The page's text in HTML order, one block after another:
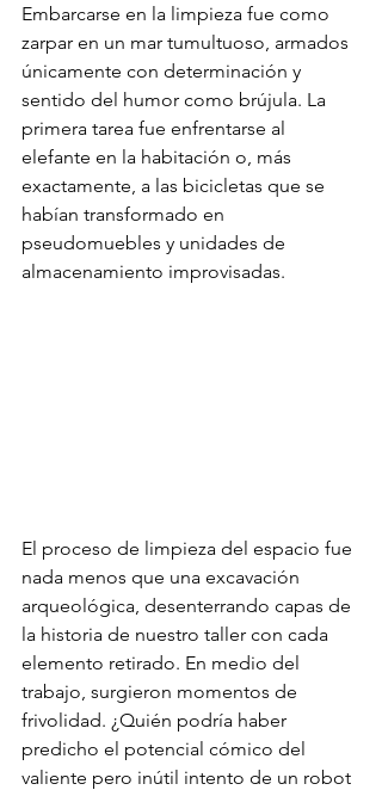
Embarcarse en la limpieza fue como
zarpar en un mar tumultuoso, armados
únicamente con determinación y
sentido del humor como brújula. La
primera tarea fue enfrentarse al
elefante en la habitación o, más
exactamente, a las bicicletas que se
habían transformado en
pseudomuebles y unidades de
almacenamiento improvisadas.
El proceso de limpieza del espacio fue
nada menos que una excavación
arqueológica, desenterrando capas de
la historia de nuestro taller con cada
elemento retirado. En medio del
trabajo, surgieron momentos de
frivolidad. ¿Quién podría haber
predicho el potencial cómico del
valiente pero inútil intento de un robot